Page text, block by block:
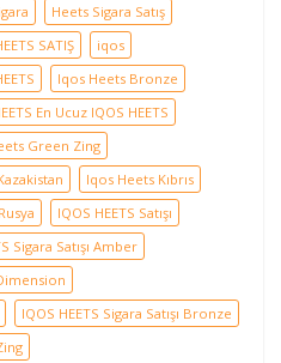
Heets Sigara Satış
SATIŞ
iqos
Iqos Heets Bronze
En Ucuz IQOS HEETS
Green Zing
Iqos Heets Kıbrıs
IQOS HEETS Satışı
Sigara Satışı Amber
IQOS HEETS Sigara Satışı Bronze